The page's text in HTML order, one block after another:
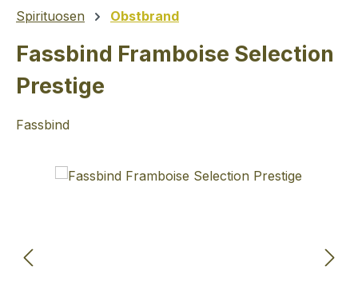
Spirituosen Obstbrand
Fassbind Framboise Selection
Prestige
Fassbind
Bildergalerie überspringen